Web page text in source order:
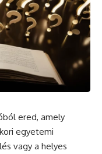
ered, amely
egyetemi
vagy a helyes